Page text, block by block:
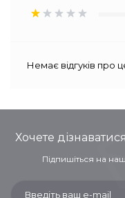
Немає відгуків про
Хочете
Підпишіться на